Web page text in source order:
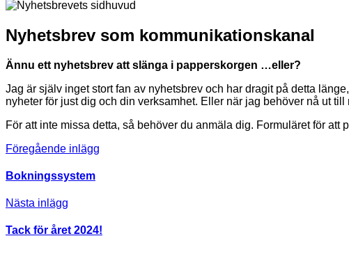
Nyhetsbrev som kommunikationskanal
Ännu ett nyhetsbrev att slänga i papperskorgen …eller?
Jag är själv inget stort fan av nyhetsbrev och har dragit på detta
nyheter för just dig och din verksamhet. Eller när jag behöver nå ut
För att inte missa detta, så behöver du anmäla dig. Formuläret för
Föregående inlägg
Bokningssystem
Nästa inlägg
Tack för året 2024!